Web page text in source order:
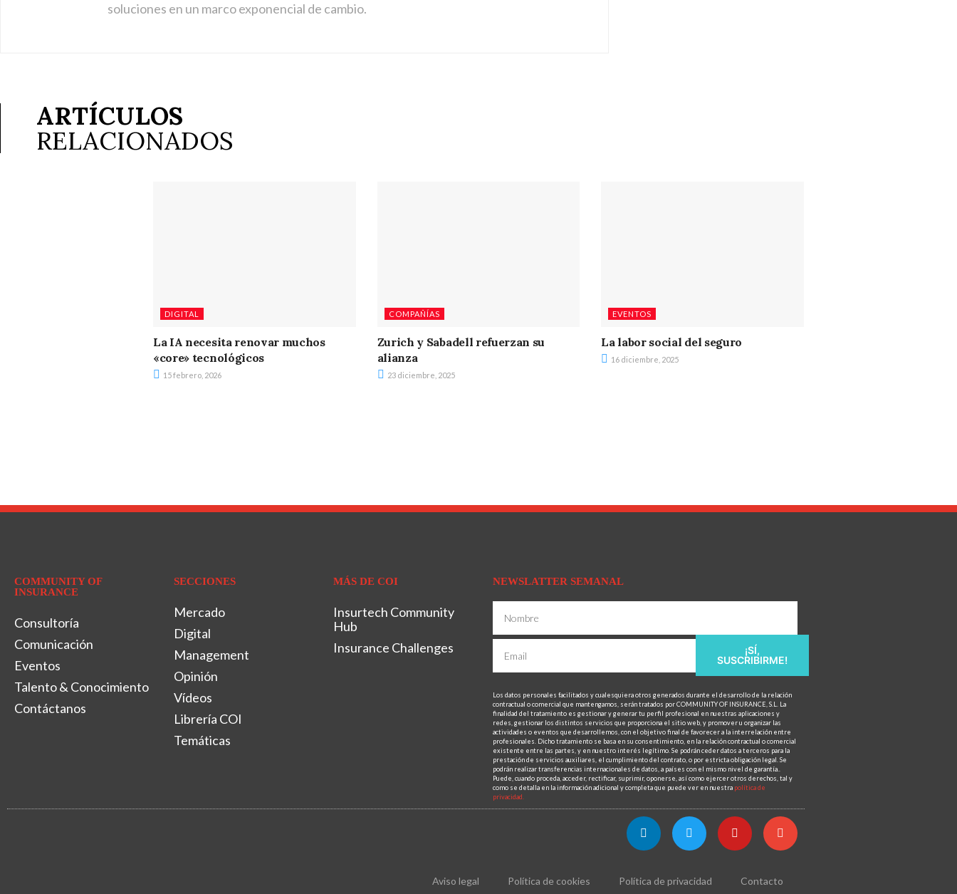
soluciones en un marco exponencial de cambio.
ARTÍCULOS
RELACIONADOS
DIGITAL
La IA necesita renovar muchos
«core» tecnológicos
15 febrero, 2026
COMPAÑÍAS
Zurich y Sabadell refuerzan su
alianza
23 diciembre, 2025
EVENTOS
La labor social del seguro
16 diciembre, 2025
COMMUNITY OF
INSURANCE
Consultoría
Comunicación
Eventos
Talento & Conocimiento
Contáctanos
SECCIONES
Mercado
Digital
Management
Opinión
Vídeos
Librería COI
Temáticas
MÁS DE COI
Insurtech Community
Hub
Insurance Challenges
NEWSLATTER SEMANAL
¡SÍ,
SUSCRIBIRME!
Los datos personales facilitados y cualesquiera otros generados durante el desarrollo de la relación
contractual o comercial que mantengamos, serán tratados por COMMUNITY OF INSURANCE, S.L. La
finalidad del tratamiento es gestionar y generar tu perfil profesional en nuestras aplicaciones y
redes, gestionar los distintos servicios que proporciona el sitio web, y promover u organizar las
actividades o eventos que desarrollemos, con el objetivo final de favorecer a la interrelación entre
profesionales. Dicho tratamiento se basa en su consentimiento, en la relación contractual o comercial
existente entre las partes, y en nuestro interés legítimo. Se podrán ceder datos a terceros para la
prestación de servicios auxiliares, el cumplimiento del contrato, o por estricta obligación legal. Se
podrán realizar transferencias internacionales de datos, a países con el mismo nivel de garantía..
Puede, cuando proceda, acceder, rectificar, suprimir, oponerse, así como ejercer otros derechos, tal y
como se detalla en la información adicional y completa que puede ver en nuestra política de
privacidad.
Aviso legal Política de cookies Política de privacidad Contacto